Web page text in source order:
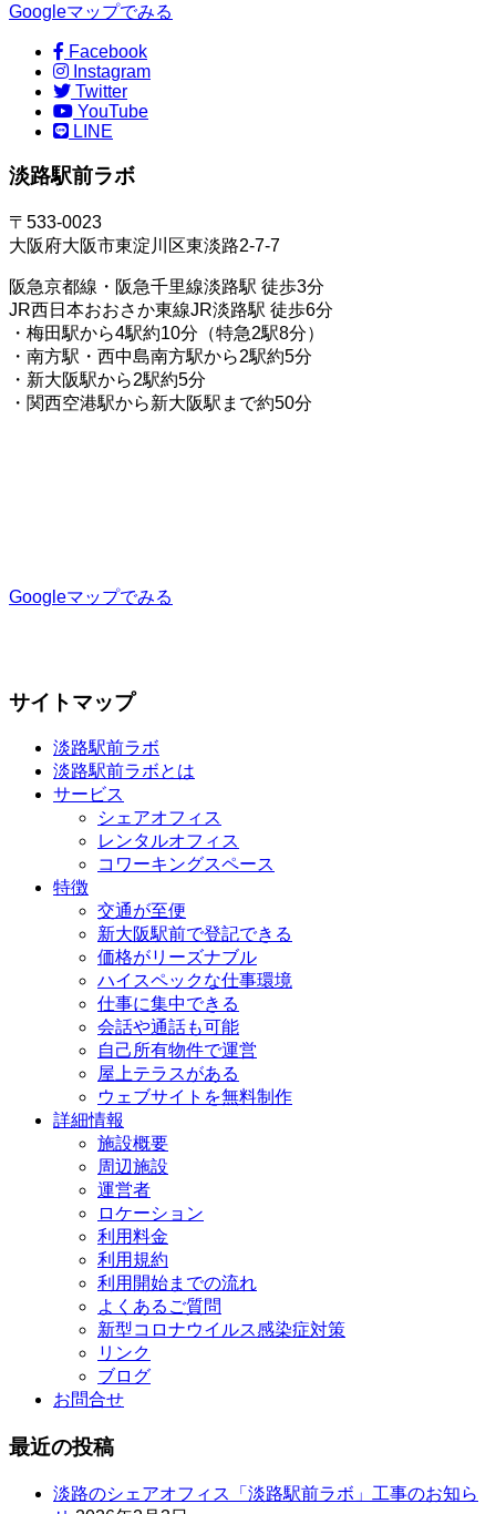
Googleマップでみる
Facebook
Instagram
Twitter
YouTube
LINE
淡路駅前ラボ
〒533-0023
大阪府大阪市東淀川区東淡路2-7-7
阪急京都線・阪急千里線淡路駅 徒歩3分
JR西日本おおさか東線JR淡路駅 徒歩6分
・梅田駅から4駅約10分（特急2駅8分）
・南方駅・西中島南方駅から2駅約5分
・新大阪駅から2駅約5分
・関西空港駅から新大阪駅まで約50分
Googleマップでみる
サイトマップ
淡路駅前ラボ
淡路駅前ラボとは
サービス
シェアオフィス
レンタルオフィス
コワーキングスペース
特徴
交通が至便
新大阪駅前で登記できる
価格がリーズナブル
ハイスペックな仕事環境
仕事に集中できる
会話や通話も可能
自己所有物件で運営
屋上テラスがある
ウェブサイトを無料制作
詳細情報
施設概要
周辺施設
運営者
ロケーション
利用料金
利用規約
利用開始までの流れ
よくあるご質問
新型コロナウイルス感染症対策
リンク
ブログ
お問合せ
最近の投稿
淡路のシェアオフィス「淡路駅前ラボ」工事のお知ら